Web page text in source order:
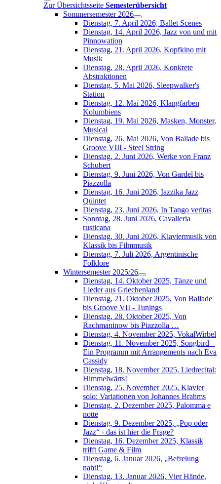
Zur Übersichtsseite Semesterübersicht
Sommersemester 2026
Dienstag, 7. April 2026, Ballet Scenes
Dienstag, 14. April 2026, Jazz von und mit
Pinnowation
Dienstag, 21. April 2026, Kopfkino mit
Musik
Dienstag, 28. April 2026, Konkrete
Abstraktionen
Dienstag, 5. Mai 2026, Sleepwalker's
Station
Dienstag, 12. Mai 2026, Klangfarben
Kolumbiens
Dienstag, 19. Mai 2026, Masken, Monster,
Musical
Dienstag, 26. Mai 2026, Von Ballade bis
Groove VIII - Steel String
Dienstag, 2. Juni 2026, Werke von Franz
Schubert
Dienstag, 9. Juni 2026, Von Gardel bis
Piazzolla
Dienstag, 16. Juni 2026, Iazzika Jazz
Quintet
Dienstag, 23. Juni 2026, In Tango veritas
Sonntag, 28. Juni 2026, Cavalleria
rusticana
Dienstag, 30. Juni 2026, Klaviermusik von
Klassik bis Filmmusik
Dienstag, 7. Juli 2026, Argentinische
Folklore
Wintersemester 2025/26
Dienstag, 14. Oktober 2025, Tänze und
Lieder aus Griechenland
Dienstag, 21. Oktober 2025, Von Ballade
bis Groove VII - Tunings
Dienstag, 28. Oktober 2025, Von
Rachmaninow bis Piazzolla …
Dienstag, 4. November 2025, VokalWirbel
Dienstag, 11. November 2025, Songbird –
Ein Programm mit Arrangements nach Eva
Cassidy
Dienstag, 18. November 2025, Liedrecital:
Himmelwärts!
Dienstag, 25. November 2025, Klavier
solo: Variationen von Johannes Brahms
Dienstag, 2. Dezember 2025, Palomma e
notte
Dienstag, 9. Dezember 2025, „Pop oder
Jazz“ - das ist hier die Frage?
Dienstag, 16. Dezember 2025, Klassik
trifft Game & Film
Dienstag, 6. Januar 2026, „Befreiung
naht!“
Dienstag, 13. Januar 2026, Vier Hände,